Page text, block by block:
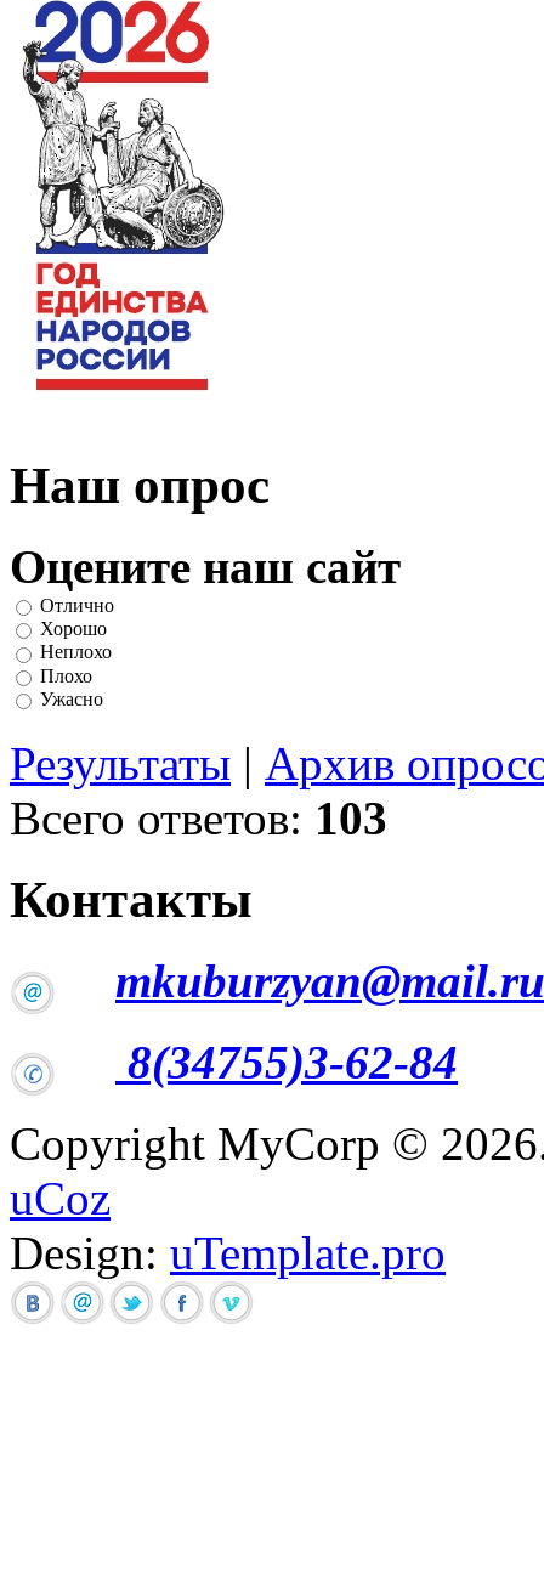
Наш опрос
Оцените наш сайт
Отлично
Хорошо
Неплохо
Плохо
Ужасно
Результаты | Архив
Всего ответов: 103
Контакты
mkuburzyan@mail.ru
8(34755)3-62-84
Copyright MyCorp © 2026
uCoz
Design: uTemplate.pro